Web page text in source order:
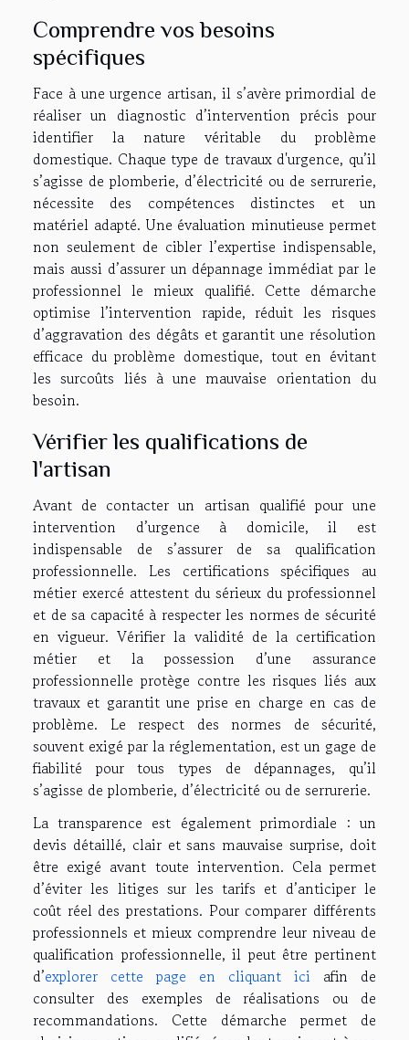
Comprendre vos besoins
spécifiques
Face à une urgence artisan, il s’avère primordial de
réaliser un diagnostic d’intervention précis pour
identifier la nature véritable du problème
domestique. Chaque type de travaux d'urgence, qu’il
s’agisse de plomberie, d’électricité ou de serrurerie,
nécessite des compétences distinctes et un
matériel adapté. Une évaluation minutieuse permet
non seulement de cibler l’expertise indispensable,
mais aussi d’assurer un dépannage immédiat par le
professionnel le mieux qualifié. Cette démarche
optimise l’intervention rapide, réduit les risques
d’aggravation des dégâts et garantit une résolution
efficace du problème domestique, tout en évitant
les surcoûts liés à une mauvaise orientation du
besoin.
Vérifier les qualifications de
l'artisan
Avant de contacter un artisan qualifié pour une
intervention d’urgence à domicile, il est
indispensable de s’assurer de sa qualification
professionnelle. Les certifications spécifiques au
métier exercé attestent du sérieux du professionnel
et de sa capacité à respecter les normes de sécurité
en vigueur. Vérifier la validité de la certification
métier et la possession d’une assurance
professionnelle protège contre les risques liés aux
travaux et garantit une prise en charge en cas de
problème. Le respect des normes de sécurité,
souvent exigé par la réglementation, est un gage de
fiabilité pour tous types de dépannages, qu’il
s’agisse de plomberie, d’électricité ou de serrurerie.
La transparence est également primordiale : un
devis détaillé, clair et sans mauvaise surprise, doit
être exigé avant toute intervention. Cela permet
d’éviter les litiges sur les tarifs et d’anticiper le
coût réel des prestations. Pour comparer différents
professionnels et mieux comprendre leur niveau de
qualification professionnelle, il peut être pertinent
d’explorer cette page en cliquant ici afin de
consulter des exemples de réalisations ou de
recommandations. Cette démarche permet de